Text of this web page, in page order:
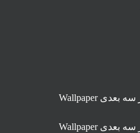
آلبوم کاغذ دیواری آواتار سه بعدی Wallpaper
آلبوم کاغذ دیواری آواتار سه بعدی Wallpaper